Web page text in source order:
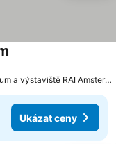
4.0 km >> Kongresové centrum a výstaviště RAI Amsterdam
Ukázat ceny